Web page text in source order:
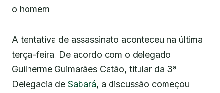
o homem
A tentativa de assassinato aconteceu na última
terça-feira. De acordo com o delegado
Guilherme Guimarães Catão, titular da 3ª
Delegacia de Sabará, a discussão começou